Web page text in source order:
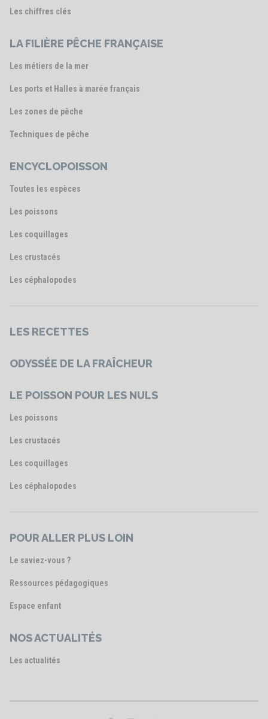
Les chiffres clés
LA FILIÈRE PÊCHE FRANÇAISE
Les métiers de la mer
Les ports et Halles à marée français
Les zones de pêche
Techniques de pêche
ENCYCLOPOISSON
Toutes les espèces
Les poissons
Les coquillages
Les crustacés
Les céphalopodes
LES RECETTES
ODYSSÉE DE LA FRAÎCHEUR
LE POISSON POUR LES NULS
Les poissons
Les crustacés
Les coquillages
Les céphalopodes
POUR ALLER PLUS LOIN
Le saviez-vous ?
Ressources pédagogiques
Espace enfant
NOS ACTUALITÉS
Les actualités